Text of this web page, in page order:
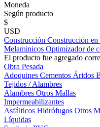
Moneda
Según producto
$
USD
Construcción Construcción en
Melaminicos Optimizador de
El producto fue agregado
Obra Pesada
Adoquines Cementos Áridos
Tejidos / Alambres
Alambres Otros Mallas
Impermeabilizantes
Asfálticos Hidrófugos Otros
Líquidas